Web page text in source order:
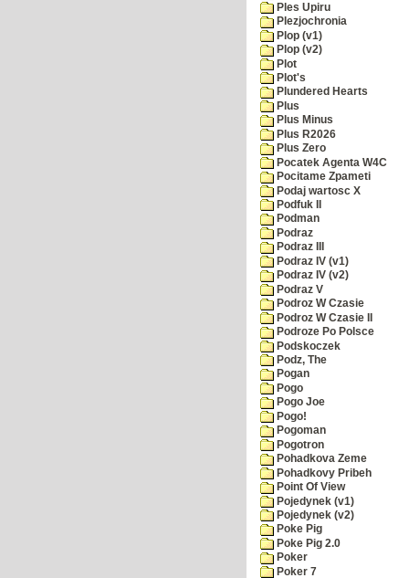
Ples Upiru
Plezjochronia
Plop (v1)
Plop (v2)
Plot
Plot's
Plundered Hearts
Plus
Plus Minus
Plus R2026
Plus Zero
Pocatek Agenta W4C
Pocitame Zpameti
Podaj wartosc X
Podfuk II
Podman
Podraz
Podraz III
Podraz IV (v1)
Podraz IV (v2)
Podraz V
Podroz W Czasie
Podroz W Czasie II
Podroze Po Polsce
Podskoczek
Podz, The
Pogan
Pogo
Pogo Joe
Pogo!
Pogoman
Pogotron
Pohadkova Zeme
Pohadkovy Pribeh
Point Of View
Pojedynek (v1)
Pojedynek (v2)
Poke Pig
Poke Pig 2.0
Poker
Poker 7